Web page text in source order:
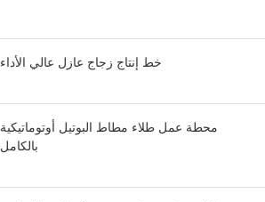
خط إنتاج زجاج عازل عالي الأداء
محطة عمل طلاء مطاط البوتيل أوتوماتيكية
بالكامل